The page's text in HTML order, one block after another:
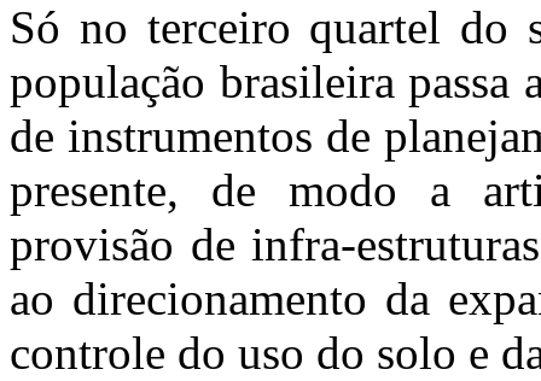
Só no terceiro quartel do
população brasileira passa
de instrumentos de
presente, de modo a
provisão de infra-
ao direcionamento da
controle do uso do solo e